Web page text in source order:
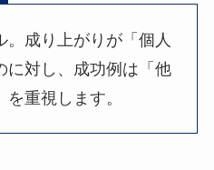
。成り上がりが「個人
に対し、成功例は「他
重視します。